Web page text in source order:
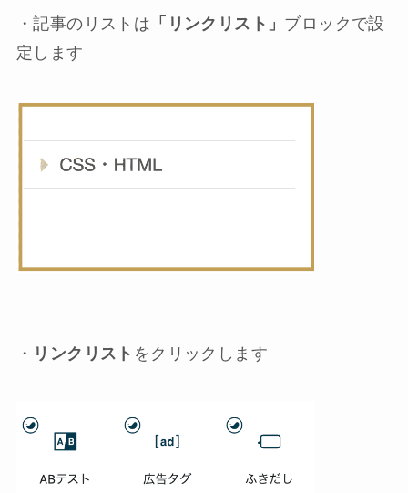
・記事のリストは 「リンクリスト」 ブロックで設
定します
・ リンクリスト をクリックします